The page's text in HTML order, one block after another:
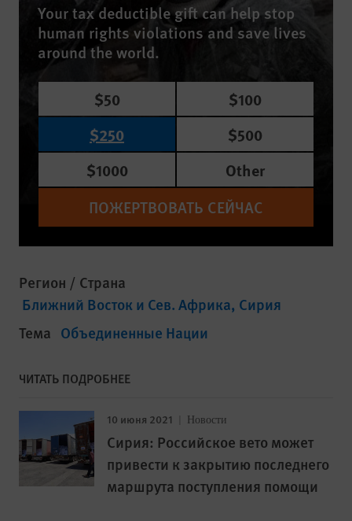
Your tax deductible gift can help stop
human rights violations and save lives
around the world.
$50
$100
$250
$500
$1000
Other
ПОЖЕРТВОВАТЬ СЕЙЧАС
Регион / Страна
Ближний Восток и Сев. Африка Сирия
Тема Объединенные Нации
ЧИТАТЬ ПОДРОБНЕЕ
10 июня 2021 Новости
Сирия: Российское вето может
привести к закрытию последнего
маршрута поступления помощи